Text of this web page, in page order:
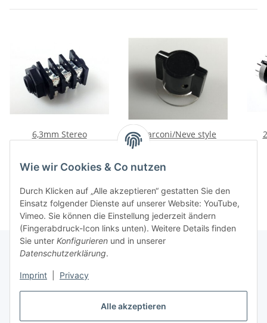
Alle akzeptieren
Wie wir Cookies & Co nutzen
Durch Klicken auf „Alle akzeptieren“ gestatten Sie den
Einsatz folgender Dienste auf unserer Website: YouTube,
Vimeo. Sie können die Einstellung jederzeit ändern
(Fingerabdruck-Icon links unten). Weitere Details finden
Sie unter Konfigurieren und in unserer
Datenschutzerklärung.
Imprint Privacy
6,3mm Stereo
1,50 €
Marconi/Neve style
Drehknopf (schwarz)
Informationen
Gesetzliche Informationen